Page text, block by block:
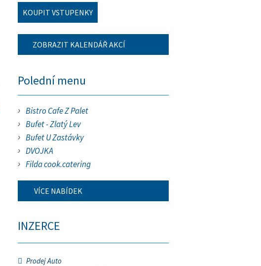
KOUPIT VSTUPENKY
ZOBRAZIT KALENDÁŘ AKCÍ
Polední menu
Bistro Cafe Z Palet
Bufet - Zlatý Lev
Bufet U Zastávky
DVOJKA
Filda cook.catering
VÍCE NABÍDEK
INZERCE
Prodej Auto